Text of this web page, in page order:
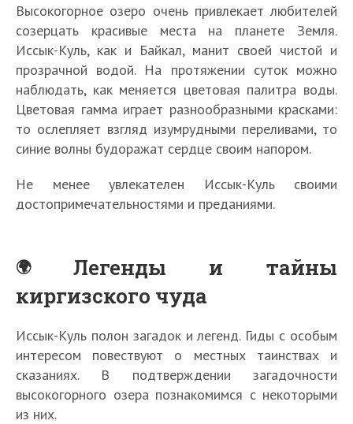
Высокогорное озеро очень привлекает любителей
созерцать красивые места на планете Земля.
Иссык-Куль, как и Байкал, манит своей чистой и
прозрачной водой. На протяжении суток можно
наблюдать, как меняется цветовая палитра воды.
Цветовая гамма играет разнообразными красками:
то ослепляет взгляд изумрудными переливами, то
синие волны будоражат сердце своим напором.
Не менее увлекателен Иссык-Куль своими
достопримечательностями и преданиями.
Легенды и тайны
киргизского чуда
Иссык-Куль полон загадок и легенд. Гиды с особым
интересом повествуют о местных таинствах и
сказаниях. В подтверждении загадочности
высокогорного озера познакомимся с некоторыми
из них.